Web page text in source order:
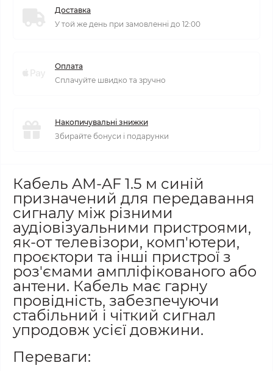
Доставка
У той же день при замовленні до 12:00
Оплата
Сплачуйте швидко та зручно
Накопичувальні знижки
Збирайте бонуси і подарунки
Кабель AM-AF 1.5 м синій
призначений для передавання
сигналу між різними
аудіовізуальними пристроями,
як-от телевізори, комп'ютери,
проєктори та інші пристрої з
роз'ємами ампліфікованого або
антени. Кабель має гарну
провідність, забезпечуючи
стабільний і чіткий сигнал
упродовж усієї довжини.
Переваги: